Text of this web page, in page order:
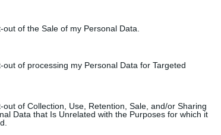
out of the Sale of my Personal Data.
out of processing my Personal Data for Targeted
out of Collection, Use, Retention, Sale, and/or Sharing
Data that Is Unrelated with the Purposes for which it